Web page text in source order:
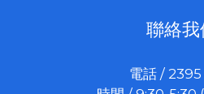
聯絡我
電話 / 2395